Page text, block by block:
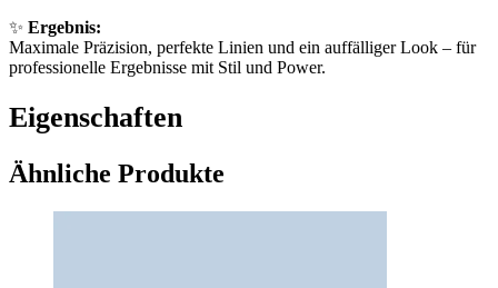
✨ Ergebnis:
Maximale Präzision, perfekte Linien und ein auffälliger Look – für
professionelle Ergebnisse mit Stil und Power.
Eigenschaften
Ähnliche Produkte